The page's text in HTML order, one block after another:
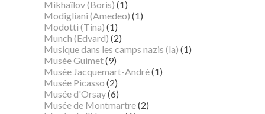
Mikhaïlov (Boris) (1)
Modigliani (Amedeo) (1)
Modotti (Tina) (1)
Munch (Edvard) (2)
Musique dans les camps nazis (la) (1)
Musée Guimet(9)
Musée Jacquemart-André(1)
Musée Picasso (2)
Musée d'Orsay(6)
Musée de Montmartre(2)